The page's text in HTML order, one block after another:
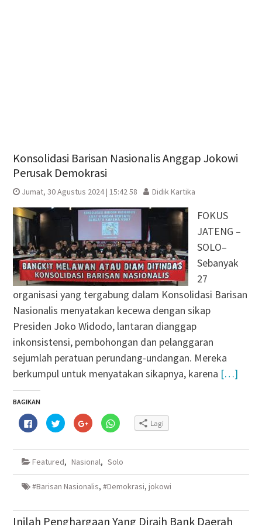
Konsolidasi Barisan Nasionalis Anggap Jokowi
Perusak Demokrasi
Jumat, 30 Agustus 2024 | 15:42 58 Didik Kartika
FOKUS
JATENG –
SOLO–
Sebanyak
27
organisasi yang tergabung dalam Konsolidasi Barisan
Nasionalis menyatakan kecewa dengan sikap
Presiden Joko Widodo, lantaran dianggap
inkonsistensi, pembohongan dan pelanggaran
sejumlah peratuan perundang-undangan. Mereka
berkumpul untuk menyatakan sikapnya, karena […]
BAGIKAN
Klik
untuk
membagikan
Facebook(Membuka
jendela
baru)
Klik
untuk
berbagi
Twitter(Membuka
jendela
baru)
Klik
untuk
berbagi
Google+
di
yang
baru)
Klik
untuk
WhatsApp(Membuka
jendela
baru)
Lagi
Featured, Nasional, Solo
#Barisan Nasionalis, #Demokrasi, jokowi
Inilah Penghargaan Yang Diraih Bank Daerah